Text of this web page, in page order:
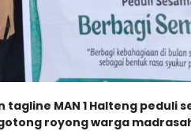
MAN 1 Halteng peduli
royong warga